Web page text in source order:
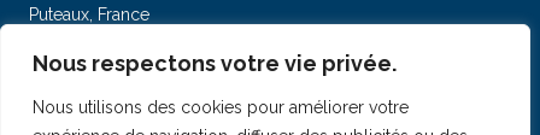
Nous respectons votre vie privée.
Nous utilisons des cookies pour améliorer votre
Puteaux, France